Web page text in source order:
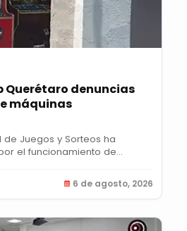
Querétaro denuncias
máquinas
de Juegos y Sorteos ha
el funcionamiento de
6 de agosto, 2026